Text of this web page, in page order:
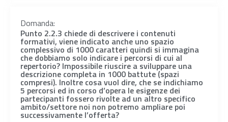
Domanda:
Punto 2.2.3 chiede di descrivere i contenuti
formativi, viene indicato anche uno spazio
complessivo di 1000 caratteri quindi si immagina
che dobbiamo solo indicare i percorsi di cui al
repertorio? Impossibile riuscire a sviluppare una
descrizione completa in 1000 battute (spazi
compresi). Inoltre cosa vuol dire, che se indichiamo
5 percorsi ed in corso d’opera le esigenze dei
partecipanti fossero rivolte ad un altro specifico
ambito/settore noi non potremo ampliare poi
successivamente l’offerta?